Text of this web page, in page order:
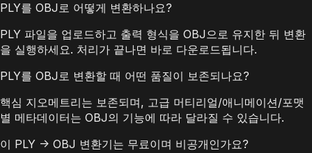
PLY를 OBJ로 어떻게 변환하나요?
PLY 파일을 업로드하고 출력 형식을 OBJ으로 유지한 뒤 변환
을 실행하세요. 처리가 끝나면 바로 다운로드됩니다.
PLY를 OBJ로 변환할 때 어떤 품질이 보존되나요?
핵심 지오메트리는 보존되며, 고급 머티리얼/애니메이션/포맷
별 메타데이터는 OBJ의 기능에 따라 달라질 수 있습니다.
이 PLY -> OBJ 변환기는 무료이며 비공개인가요?